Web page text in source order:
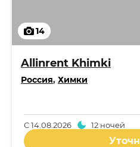
14
Allinrent Khimki
Россия, Химки
С14.08.2026 12 ночей